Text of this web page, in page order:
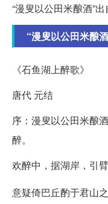
“漫叟以公田米酿酒”
“漫叟以公田米酿
《石鱼湖上醉歌》
唐代 元结
序：漫叟以公田米酿
醉。
欢醉中，据湖岸，引
意疑倚巴丘酌于君山